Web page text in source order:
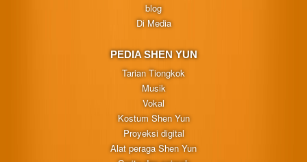
blog
Di Media
PEDIA SHEN YUN
Tarian Tiongkok
Musik
Vokal
Kostum Shen Yun
Proyeksi digital
Alat peraga Shen Yun